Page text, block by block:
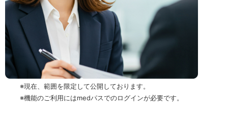
※現在、範囲を限定して公開しております。
※機能のご利用にはmedパスでのログインが必要です。